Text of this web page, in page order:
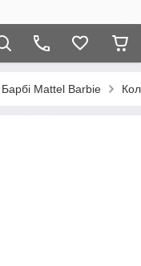
Барбi Mattel Barbie